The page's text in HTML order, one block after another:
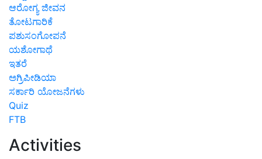
ಆರೋಗ್ಯ ಜೀವನ
ತೋಟಗಾರಿಕೆ
ಪಶುಸಂಗೋಪನೆ
ಯಶೋಗಾಥೆ
ಇತರೆ
ಅಗ್ರಿಪೀಡಿಯಾ
ಸರ್ಕಾರಿ ಯೋಜನೆಗಳು
Quiz
FTB
Activities